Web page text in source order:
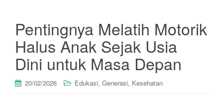
Pentingnya Melatih Motorik
Halus Anak Sejak Usia
Dini untuk Masa Depan
20/02/2026 Edukasi, Generasi, Kesehatan